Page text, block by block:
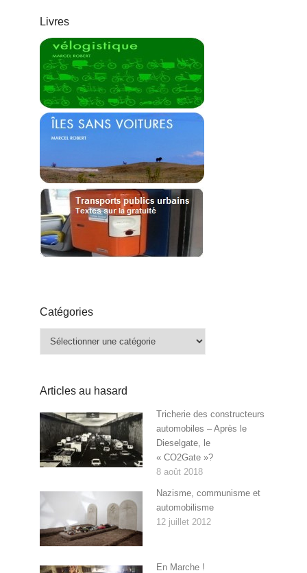
Livres
Catégories
Articles au hasard
Tricherie des constructeurs
automobiles – Après le
Dieselgate, le
« CO2Gate »?
8 août 2018
Nazisme, communisme et
automobilisme
12 juillet 2012
En Marche !